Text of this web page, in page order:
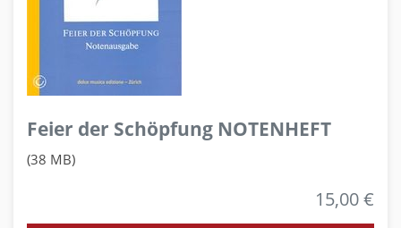
Feier der Schöpfung NOTENHEFT
(38 MB)
15,00 €